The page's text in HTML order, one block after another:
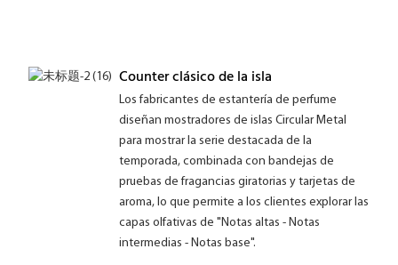
Counter clásico de la isla
Los fabricantes de estantería de perfume
diseñan mostradores de islas Circular Metal
para mostrar la serie destacada de la
temporada, combinada con bandejas de
pruebas de fragancias giratorias y tarjetas de
aroma, lo que permite a los clientes explorar las
capas olfativas de "Notas altas - Notas
intermedias - Notas base".